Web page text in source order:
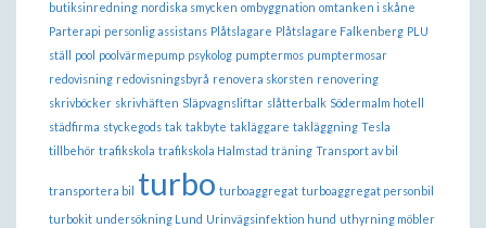
butiksinredning nordiska smycken ombyggnation omtanken i skåne
Parterapi personlig assistans Plåtslagare Plåtslagare Falkenberg PLU
ställ pool poolvärmepump psykolog pumptermos pumptermosar
redovisning redovisningsbyrå renovera skorsten renovering
skrivböcker skrivhäften Släpvagnsliftar slåtterbalk Södermalm hotell
städfirma styckegods tak takbyte takläggare takläggning Tesla
tillbehör trafikskola trafikskola Halmstad träning Transport av bil
transportera bil turbo turboaggregat turboaggregat personbil
turbokit undersökning Lund Urinvägsinfektion hund uthyrning möbler